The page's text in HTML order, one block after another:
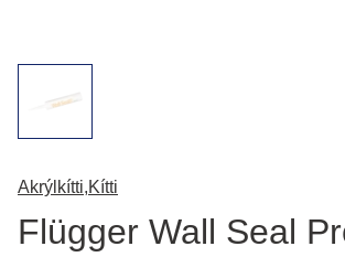
Akrýlkítti,Kítti
Flügger Wall Seal